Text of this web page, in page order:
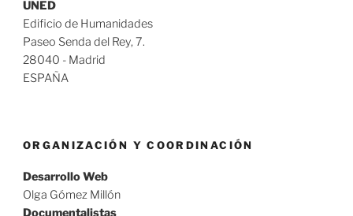
UNED
Edificio de Humanidades
Paseo Senda del Rey, 7.
28040 - Madrid
ESPAÑA
ORGANIZACIÓN Y COORDINACIÓN
Desarrollo Web
Olga Gómez Millón
Documentalistas